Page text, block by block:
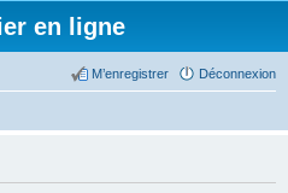
en ligne
Déconnexion
M’enregistrer